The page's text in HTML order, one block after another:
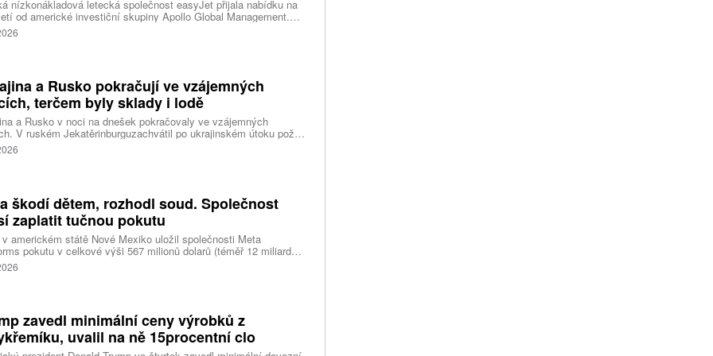
nízkonákladová letecká společnost easyJet přijala nabídku na
od americké investiční skupiny Apollo Global Management.
oceňuje aerolinku na 5,7 miliardy liber, tedy přibližně 162
korun.
a Rusko pokračují ve vzájemných
terčem byly sklady i lodě
a Rusko v noci na dnešek pokračovaly ve vzájemných
V ruském Jekatěrinburguzachvátil po ukrajinském útoku požár
centrum ruského internetového prodejce Wildberries.
o tom informovala bez podrobností na síti Telegram.
škodí dětem, rozhodl soud. Společnost
zaplatit tučnou pokutu
americkém státě Nové Mexiko uložil společnosti Meta
pokutu v celkové výši 567 milionů dolarů (téměř 12 miliard
za újmu, kterou její platformy Facebook a Instagram působí
lidem. Firma musí změnit způsob ověřování věku.
zavedl minimální ceny výrobků z
uvalil na ně 15procentní clo